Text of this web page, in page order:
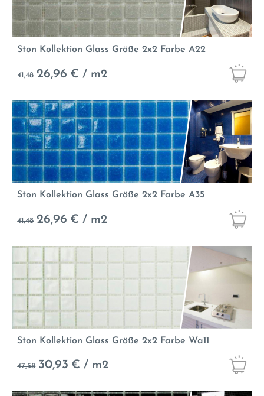
Ston Kollektion Glass Größe 2x2 Farbe A22
41,48 26,96 € / m2
Ston Kollektion Glass Größe 2x2 Farbe A35
41,48 26,96 € / m2
Ston Kollektion Glass Größe 2x2 Farbe Wa11
47,58 30,93 € / m2